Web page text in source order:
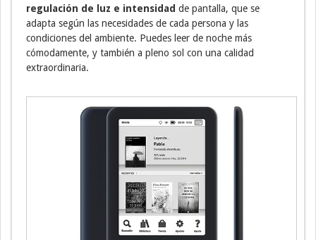
regulación de luz e intensidad de pantalla, que se
adapta según las necesidades de cada persona y las
condiciones del ambiente. Puedes leer de noche más
cómodamente, y también a pleno sol con una calidad
extraordinaria.